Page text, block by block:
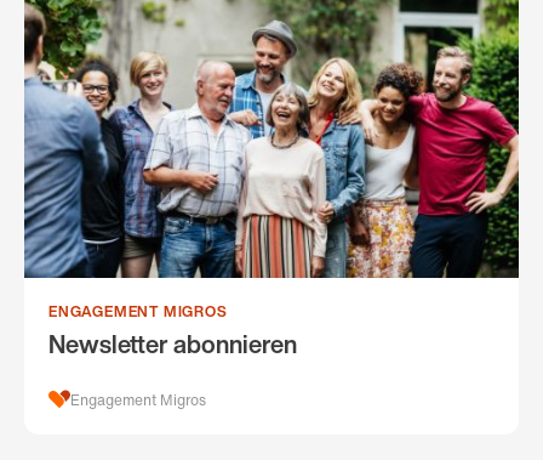
ENGAGEMENT MIGROS
Newsletter abonnieren
Engagement Migros